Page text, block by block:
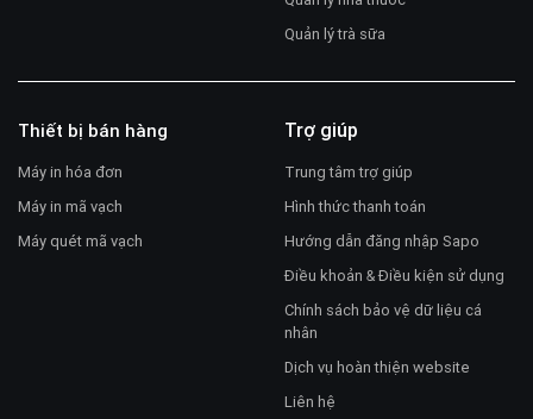
Quản lý trà sữa
Thiết bị bán hàng
Máy in hóa đơn
Máy in mã vạch
Máy quét mã vạch
Trợ giúp
Trung tâm trợ giúp
Hình thức thanh toán
Hướng dẫn đăng nhập Sapo
Điều khoản & Điều kiện sử dụng
Chính sách bảo vệ dữ liệu cá
nhân
Dịch vụ hoàn thiện website
Liên hệ